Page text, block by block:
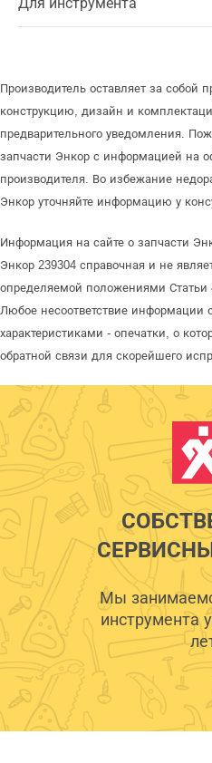
Для инструмента
Производитель оставляет за собой
конструкцию, дизайн и
предварительного уведомления.
запчасти Энкор с информацией на
производителя. Во избежание
Энкор уточняйте информацию у
Информация на сайте о запчасти
Энкор 239304 справочная и не
определяемой положениями Статьи
Любое несоответствие информации
характеристиками - опечатки, о
обратной связи для скорейшего
Мы
инструмента